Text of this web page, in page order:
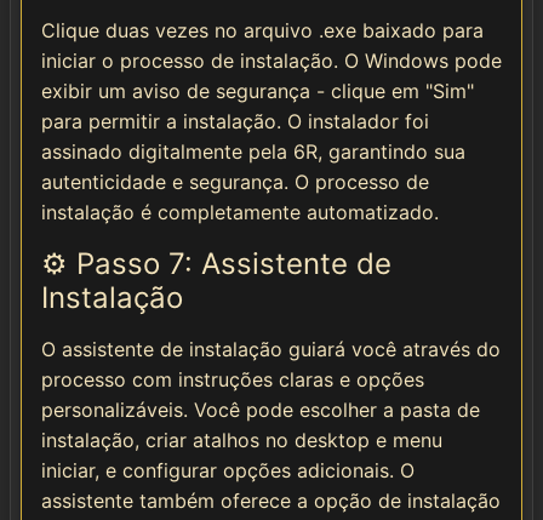
Clique duas vezes no arquivo .exe baixado para
iniciar o processo de instalação. O Windows pode
exibir um aviso de segurança - clique em "Sim"
para permitir a instalação. O instalador foi
assinado digitalmente pela 6R, garantindo sua
autenticidade e segurança. O processo de
instalação é completamente automatizado.
⚙️ Passo 7: Assistente de
Instalação
O assistente de instalação guiará você através do
processo com instruções claras e opções
personalizáveis. Você pode escolher a pasta de
instalação, criar atalhos no desktop e menu
iniciar, e configurar opções adicionais. O
assistente também oferece a opção de instalação